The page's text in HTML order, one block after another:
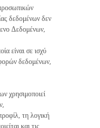
δεδομένων δεν
Δεδομένων,
είναι σε ισχύ
δεδομένων,
χρησιμοποιεί
τη λογική
και τις